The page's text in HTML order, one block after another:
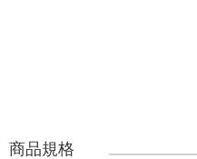
商品規格